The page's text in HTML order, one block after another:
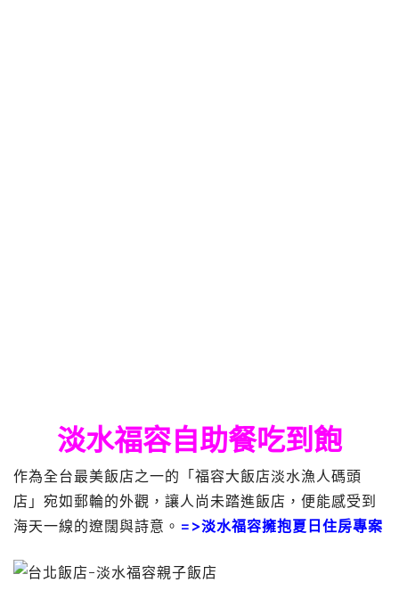
淡水福容自助餐吃到飽
作為全台最美飯店之一的「福容大飯店淡水漁人碼頭
店」宛如郵輪的外觀，讓人尚未踏進飯店，便能感受到
海天一線的遼闊與詩意。 =>淡水福容擁抱夏日住房專案